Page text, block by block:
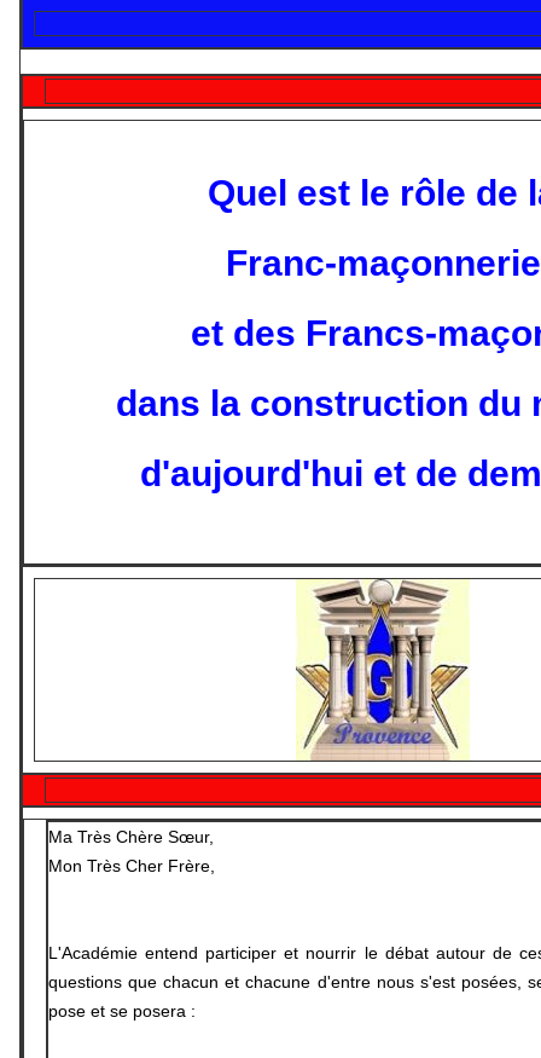
Quel est le rôle de
Franc-maçonnerie
et des Francs-
dans la construction du
d'aujourd'hui et de
Ma Très Chère Sœur,
Mon Très Cher Frère,
L'Académie entend participer et nourrir le débat autour de
questions que chacun et chacune d'entre nous s'est posées,
pose et se posera :